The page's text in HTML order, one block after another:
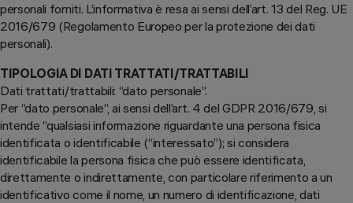
personali forniti. L’informativa è resa ai sensi dell’art. 13 del Reg. UE
2016/679 (Regolamento Europeo per la protezione dei dati
personali).
TIPOLOGIA DI DATI TRATTATI/TRATTABILI
Dati trattati/trattabili: “dato personale”.
Per “dato personale”, ai sensi dell’art. 4 del GDPR 2016/679, si
intende “qualsiasi informazione riguardante una persona fisica
identificata o identificabile (“interessato”); si considera
identificabile la persona fisica che può essere identificata,
direttamente o indirettamente, con particolare riferimento a un
identificativo come il nome, un numero di identificazione, dati